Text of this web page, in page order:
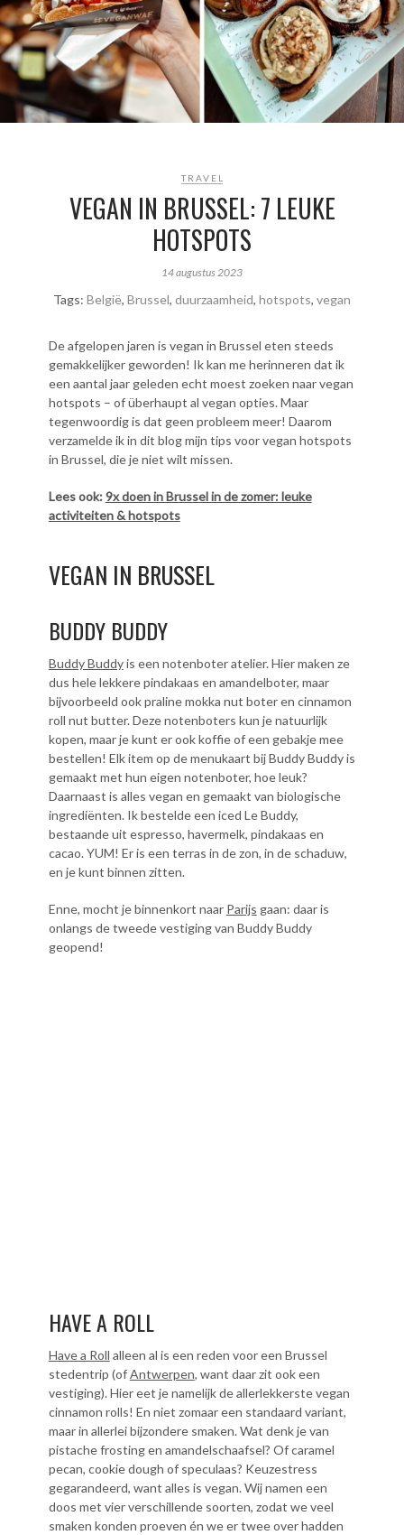
TRAVEL
VEGAN IN BRUSSEL: 7 LEUKE
HOTSPOTS
14 augustus 2023
Tags: België, Brussel, duurzaamheid, hotspots, vegan
De afgelopen jaren is vegan in Brussel eten steeds
gemakkelijker geworden! Ik kan me herinneren dat ik
een aantal jaar geleden echt moest zoeken naar vegan
hotspots – of überhaupt al vegan opties. Maar
tegenwoordig is dat geen probleem meer! Daarom
verzamelde ik in dit blog mijn tips voor vegan hotspots
in Brussel, die je niet wilt missen.
Lees ook:9x doen in Brussel in de zomer: leuke
activiteiten & hotspots
VEGAN IN BRUSSEL
BUDDY BUDDY
Buddy Buddyis een notenboter atelier. Hier maken ze
dus hele lekkere pindakaas en amandelboter, maar
bijvoorbeeld ook praline mokka nut boter en cinnamon
roll nut butter. Deze notenboters kun je natuurlijk
kopen, maar je kunt er ook koffie of een gebakje mee
bestellen! Elk item op de menukaart bij Buddy Buddy is
gemaakt met hun eigen notenboter, hoe leuk?
Daarnaast is alles vegan en gemaakt van biologische
ingrediënten. Ik bestelde een iced Le Buddy,
bestaande uit espresso, havermelk, pindakaas en
cacao. YUM! Er is een terras in de zon, in de schaduw,
en je kunt binnen zitten.
Enne, mocht je binnenkort naar Parijs gaan: daar is
onlangs de tweede vestiging van Buddy Buddy
geopend!
HAVE A ROLL
Have a Roll alleen al is een reden voor een Brussel
stedentrip (ofAntwerpen, want daar zit ook een
vestiging). Hier eet je namelijk de allerlekkerste vegan
cinnamon rolls! En niet zomaar een standaard variant,
maar in allerlei bijzondere smaken. Wat denk je van
pistache frosting en amandelschaafsel? Of caramel
pecan, cookie dough of speculaas? Keuzestress
gegarandeerd, want alles is vegan. Wij namen een
doos met vier verschillende soorten, zodat we veel
smaken konden proeven én we er twee over hadden